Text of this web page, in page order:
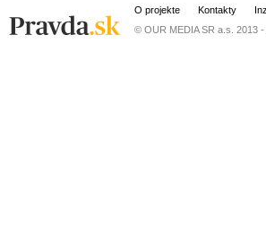
O projekte Kontakty
© OUR MEDIA SR a.s. 2013